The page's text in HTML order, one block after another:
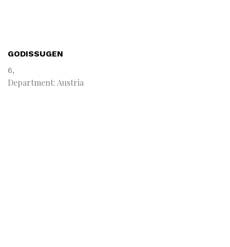
GODISSUGEN
6,
Department: Austria